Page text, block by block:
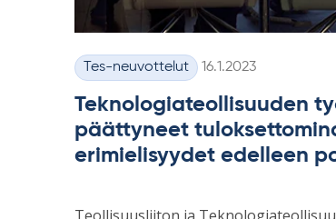
Kategoriat
Tes-neuvottelut Kirjoitettu
16.1.2023
Teknologiateollisuuden
päättyneet
erimielisyydet edelleen